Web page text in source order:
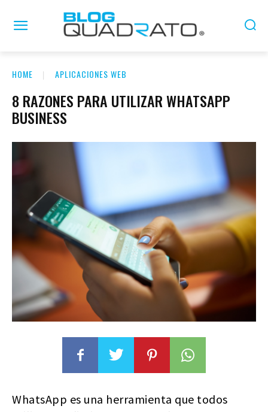
HOME APLICACIONES WEB
8 RAZONES PARA UTILIZAR WHATSAPP
BUSINESS
WhatsApp es una herramienta que todos